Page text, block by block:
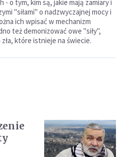
o tym, kim są, jakie mają zamiary i
"siłami" o nadzwyczajnej mocy i
ich wpisać w mechanizm
też demonizować owe "siły",
które istnieje na świecie.